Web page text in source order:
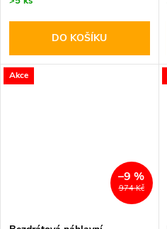
DO KOŠÍKU
Akce
974 Kč
–9 %